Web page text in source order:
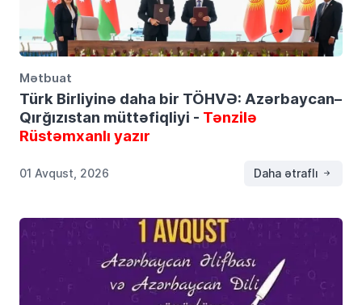
Mətbuat
Türk Birliyinə daha bir TÖHVƏ: Azərbaycan–
Qırğızıstan müttəfiqliyi - Tənzilə
Rüstəmxanlı yazır
01 Avqust, 2026 Daha ətraflı